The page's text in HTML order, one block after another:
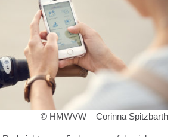
© HMWVW – Corinna Spitzbarth